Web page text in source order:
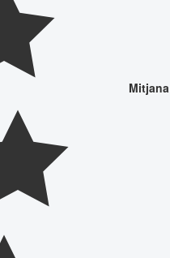
Mitjana